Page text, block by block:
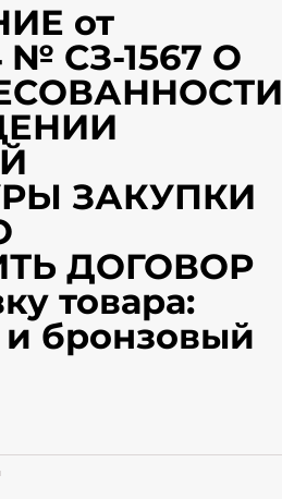
от
№ СЗ-1567 О
ЗАКУПКИ
ДОГОВОР
товара:
бронзовый